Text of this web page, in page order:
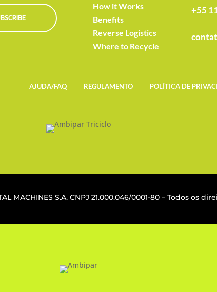
How it Works
Benefits
Reverse Logistics
Where to Recycle
+55
AJUDA/FAQ REGULAMENTO POLÍTICA DE
MACHINES S.A. CNPJ 21.000.046/0001-80– Todos os